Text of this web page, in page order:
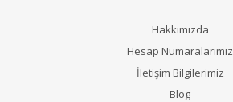
Hakkımızda
Hesap Numaralarımız
İletişim Bilgilerimiz
Blog